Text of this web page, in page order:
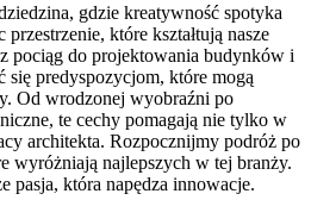
gdzie kreatywność spotyka
które kształtują nasze
pociąg do projektowania budynków i
predyspozycjom, które mogą
Od wrodzonej wyobraźni po
te cechy pomagają nie tylko w
architekta. Rozpocznijmy podróż po
wyróżniają najlepszych w tej branży.
pasja, która napędza innowacje.